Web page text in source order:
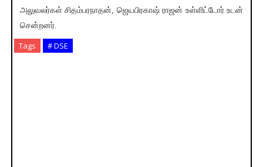
அலுவலர்கள் சிதம்பரநாதன், ஜெயபிரகாஷ் ராஜன் உள்ளிட்டோர் உடன்
சென்றனர்.
Tags # DSE